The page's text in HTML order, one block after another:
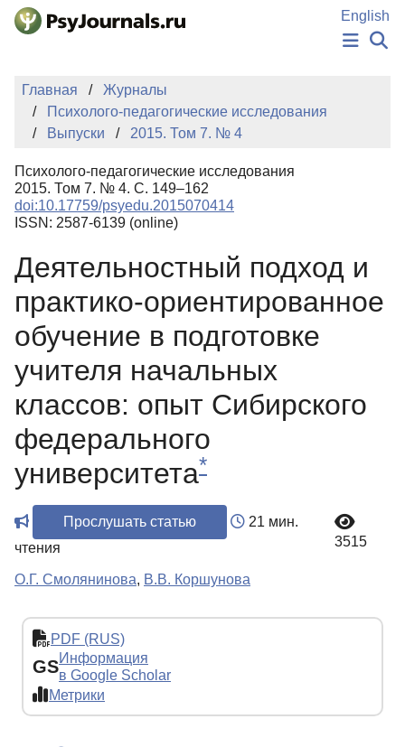
Перейти к основному содержанию
English
НОВОСТИ
АВТОРЫ
КЛЮЧЕВЫЕ СЛОВА
Регистрация
Главная
Журналы
Психолого-педагогические исследования
Выпуски
2015. Том 7. № 4
Психолого-педагогические исследования
2015. Том 7. № 4. С. 149–162
doi:10.17759/psyedu.2015070414
ISSN: 2587-6139 (online)
Деятельностный подход и
практико-ориентированное
обучение в подготовке
учителя начальных
классов: опыт Сибирского
федерального
университета*
Прослушать статью
21 мин.
чтения
3515
О.Г. Смолянинова, В.В. Коршунова
PDF (RUS)
GSИнформация
в Google Scholar
Метрики